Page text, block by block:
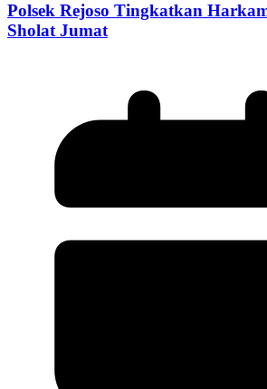
Polsek Rejoso Tingkatkan
Sholat Jumat